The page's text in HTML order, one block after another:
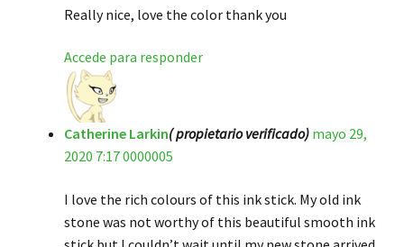
Really nice, love the color thank you
Accede para responder
Catherine Larkin( propietario verificado) mayo 29,
2020 7:17 0000005
I love the rich colours of this ink stick. My old ink
stone was not worthy of this beautiful smooth ink